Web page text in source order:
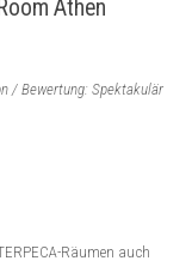
Athen
/ Bewertung: Spektakulär
Räumen auch